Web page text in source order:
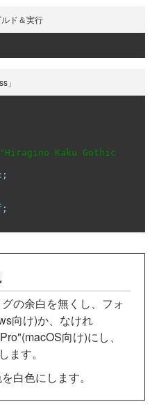
ド＆実行
」
"Hiragino Kaku Gothic
の余白を無くし、フォ
向け)か、なけれ
向け)にし、
ます。
白色にします。